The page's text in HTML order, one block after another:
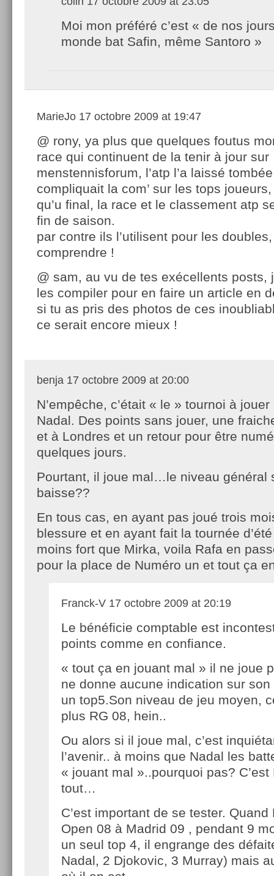
Moi mon préféré c’est « de nos
monde bat Safin, même Santoro »
MarieJo 17 octobre 2009 at 19:47
@ rony, ya plus que quelques foutus
race qui continuent de la tenir à jour sur
menstennisforum, l’atp l’a laissé
compliquait la com’ sur les tops
qu’u final, la race et le classement atp
fin de saison.
par contre ils l’utilisent pour les
comprendre !
@ sam, au vu de tes exécellents posts,
les compiler pour en faire un article en
si tu as pris des photos de ces
ce serait encore mieux !
benja 17 octobre 2009 at 20:00
N’empêche, c’était « le » tournoi à jouer
Nadal. Des points sans jouer, une
et à Londres et un retour pour être
quelques jours.
Pourtant, il joue mal…le niveau général
baisse??
En tous cas, en ayant pas joué trois
blessure et en ayant fait la tournée
moins fort que Mirka, voila Rafa en
pour la place de Numéro un et tout ça
Franck-V 17 octobre 2009 at 20:19
Le bénéficie comptable est
points comme en confiance.
« tout ça en jouant mal » il ne joue
ne donne aucune indication sur
un top5.Son niveau de jeu moyen,
plus RG 08, hein..
Ou alors si il joue mal, c’est
l’avenir.. à moins que Nadal les
« jouant mal »..pourquoi pas? C’est
tout…
C’est important de se tester. Quand
Open 08 à Madrid 09 , pendant 9
un seul top 4, il engrange des
Nadal, 2 Djokovic, 3 Murray) mais